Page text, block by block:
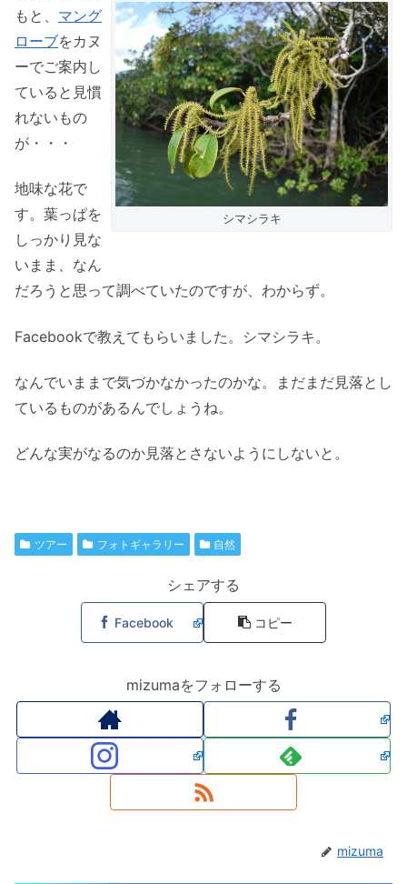
シマシラキ
もと、 マング
ローブをカヌ
ーでご案内し
ていると見慣
れないもの
が・・・
地味な花で
す。葉っぱを
しっかり見な
いまま、なん
だろうと思って調べていたのですが、わからず。
Facebookで教えてもらいました。シマシラキ。
なんでいままで気づかなかったのかな。まだまだ見落とし
ているものがあるんでしょうね。
どんな実がなるのか見落とさないようにしないと。
ツアー フォトギャラリー 自然
シェアする
Facebook コピー
mizumaをフォローする
mizuma